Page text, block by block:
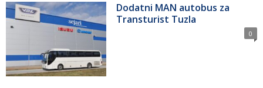
Dodatni MAN autobus za
Transturist Tuzla
0